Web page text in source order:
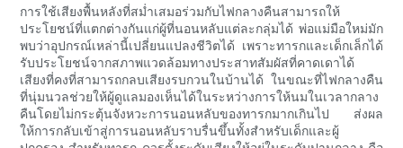
การใช้เสียงพื้นหลังที่สม่ำเสมอร่วมกับไฟกลางคืนสามารถให้
ประโยชน์ที่แตกต่างกันแก่ผู้ที่นอนหลับแต่ละกลุ่มได้ พ่อแม่มือใหม่มัก
พบว่าอุปกรณ์เหล่านี้เปลี่ยนแปลงชีวิตได้ เพราะทารกและเด็กเล็กได้
รับประโยชน์จากสภาพแวดล้อมทางประสาทสัมผัสที่คาดเดาได้
เสียงที่คงที่สามารถกลบเสียงรบกวนในบ้านได้ ในขณะที่ไฟกลางคืน
ที่นุ่มนวลช่วยให้ผู้ดูแลมองเห็นได้ในระหว่างการให้นมในเวลากลาง
คืนโดยไม่กระตุ้นจังหวะการนอนหลับของทารกมากเกินไป ส่งผล
ให้การกลับเข้าสู่การนอนหลับราบรื่นขึ้นทั้งสำหรับเด็กและผู้